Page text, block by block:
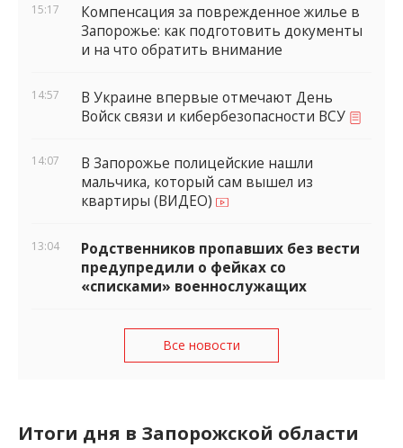
15:17
Компенсация за поврежденное жилье в
Запорожье: как подготовить документы
и на что обратить внимание
14:57
В Украине впервые отмечают День
Войск связи и кибербезопасности ВСУ
14:07
В Запорожье полицейские нашли
мальчика, который сам вышел из
квартиры (ВИДЕО)
13:04
Родственников пропавших без вести
предупредили о фейках со
«списками» военнослужащих
Все новости
Итоги дня в Запорожской области